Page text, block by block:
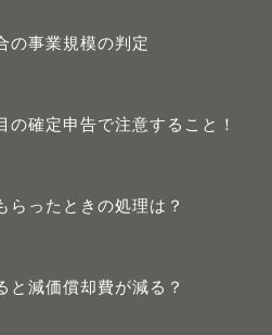
の事業規模の判定
の確定申告で注意すること！
らったときの処理は？
と減価償却費が減る？